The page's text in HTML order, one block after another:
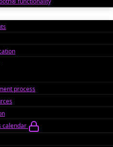
process
calendar